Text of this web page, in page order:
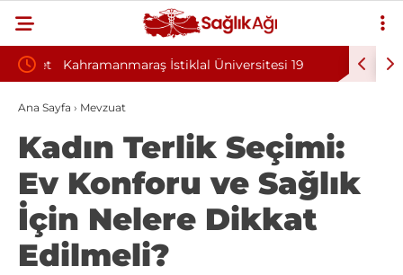
Kahramanmaraş İstiklal Üniversitesi 19
Sözleşmeli Personel Alım İlanı Yayımlandı
Dokuz
Ana Sayfa › Mevzuat
Kadın Terlik Seçimi:
Ev Konforu ve Sağlık
İçin Nelere Dikkat
Edilmeli?